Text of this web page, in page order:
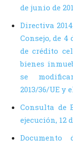
de junio de
Directiva
Consejo, de 4
de crédito
bienes
se
2013/36/UE y
Consulta de
ejecución, 12